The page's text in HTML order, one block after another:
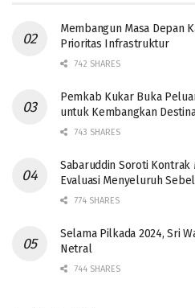
Membangun Masa Depan
Prioritas Infrastruktur
742 SHARES
Pemkab Kukar Buka
untuk Kembangkan
743 SHARES
Sabaruddin Soroti Kontrak
Evaluasi Menyeluruh
774 SHARES
Selama Pilkada 2024, Sri
Netral
744 SHARES